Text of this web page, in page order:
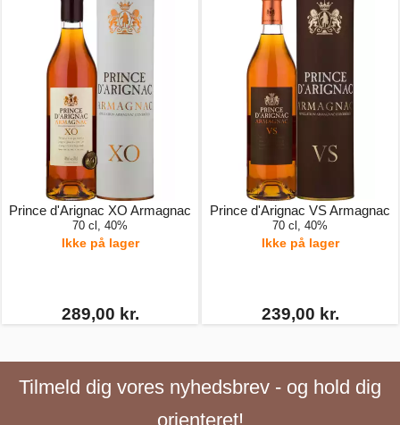
Prince d'Arignac XO Armagnac
70 cl, 40%
Ikke på lager
289,00 kr.
Prince d'Arignac VS Armagnac
70 cl, 40%
Ikke på lager
239,00 kr.
Tilmeld dig vores nyhedsbrev - og hold dig
orienteret!